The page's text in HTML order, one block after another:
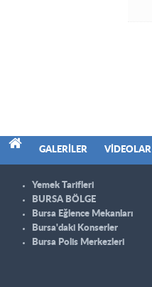
GALERILER VIDEOLAR
Yemek Tarifleri
BURSA BÖLGE
Bursa Eğlence Mekanları
Bursa'daki Konserler
Bursa Polis Merkezleri